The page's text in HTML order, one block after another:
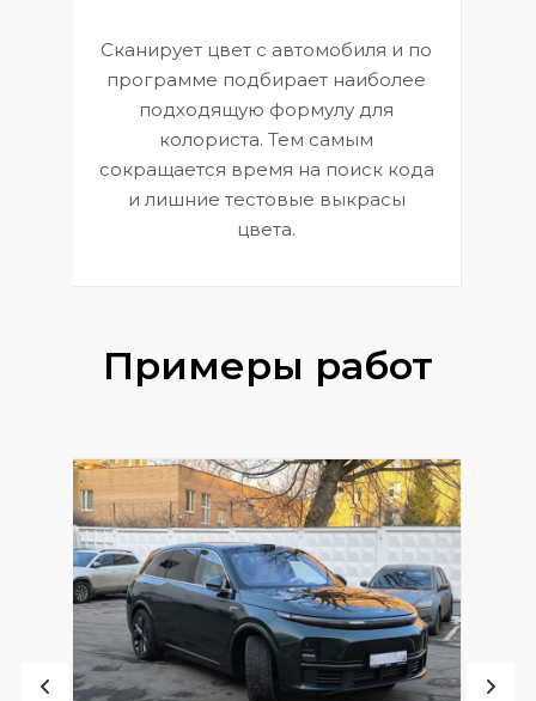
Сканирует цвет с автомобиля и по
программе подбирает наиболее
подходящую формулу для
колориста. Тем самым
сокращается время на поиск кода
и лишние тестовые выкрасы
цвета.
Примеры работ